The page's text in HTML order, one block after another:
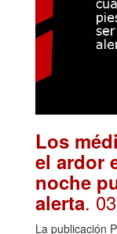
Los
el ardor
noche
alerta.
La publicación